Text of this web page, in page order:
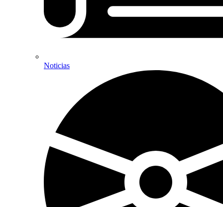
Noticias